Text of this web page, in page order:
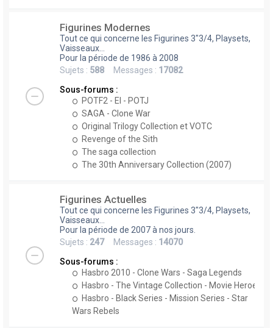
Figurines Modernes
Tout ce qui concerne les Figurines 3"3/4, Playsets,
Vaisseaux...
Pour la période de 1986 à 2008
Sujets : 588 Messages : 17082
Sous-forums :
POTF2 - EI - POTJ
SAGA - Clone War
Original Trilogy Collection et VOTC
Revenge of the Sith
The saga collection
The 30th Anniversary Collection (2007)
Figurines Actuelles
Tout ce qui concerne les Figurines 3"3/4, Playsets,
Vaisseaux...
Pour la période de 2007 à nos jours.
Sujets : 247Messages : 14070
Sous-forums :
Hasbro 2010 - Clone Wars - Saga Legends
Hasbro - The Vintage Collection - Movie Heroes
Hasbro - Black Series - Mission Series - Star
Wars Rebels